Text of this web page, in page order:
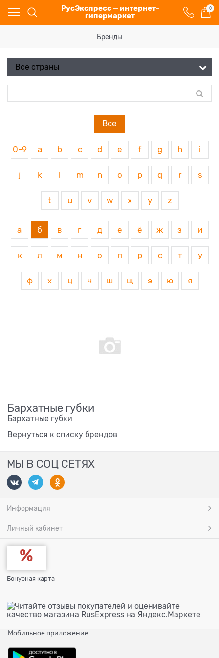
РусЭкспресс — интернет-
гипермаркет
0
Бренды
Все
0-9 a b c d e f g h i
j k m n o p q r s
t u v w x y z
а б в г д е ё ж з и
к л м н о п р с т у
ф х ц ч ш щ э ю я
Бархатные губки
Бархатные губки
Вернуться к списку брендов
МЫ В СОЦ СЕТЯХ
Информация
Личный кабинет
Бонусная карта
Мобильное приложение